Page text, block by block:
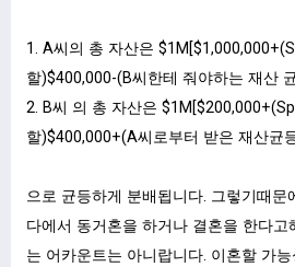
1. A씨의 총 자산은
할)$400,000-(B씨한테 줘야하는 재산
2. B씨 의 총 자산은
할)$400,000+(A씨로부터 받은 재산균
으로 균등하게 분배됩니다. 그렇기때문
다에서 동거혼을 하거나 결혼을 한다
는 어카운트는 아니랍니다. 이혼할 가